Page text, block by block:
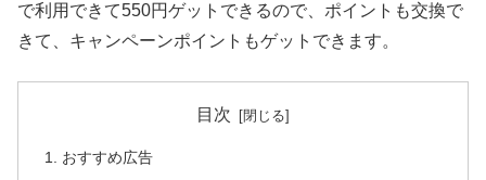
で利用できて550円ゲットできるので、ポイントも交換で
きて、キャンペーンポイントもゲットできます。
目次
おすすめ広告